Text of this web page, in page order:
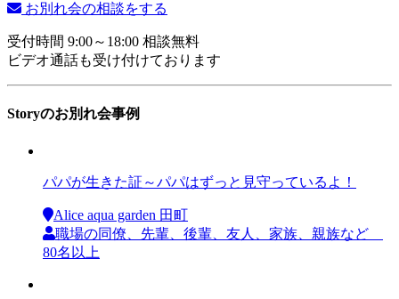
お別れ会の相談をする
受付時間 9:00～18:00 相談無料
ビデオ通話も受け付けております
Storyのお別れ会事例
パパが生きた証～パパはずっと見守っているよ！
Alice aqua garden 田町
職場の同僚、先輩、後輩、友人、家族、親族など
80名以上